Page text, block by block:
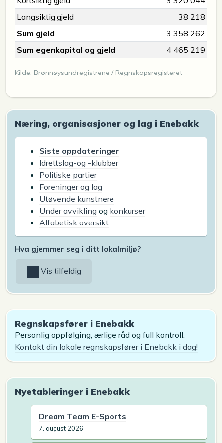
Langsiktig gjeld
38 218
Sum gjeld
3 358 262
Sum egenkapital og gjeld
4 465 219
Kilde: Brønnøysundregistrene / Regnskapsregisteret
Næring, organisasjoner og lag i Enebakk
Siste oppdateringer
Idrettslag-og -klubber
Politiske partier
Foreninger og lag
Utøvende kunstnere
Under avvikling og konkurser
Alfabetisk oversikt
Hva gjemmer seg i ditt lokalmiljø?
Vis tilfeldig
Regnskapsfører i Enebakk
Personlig oppfølging, ærlige råd og full kontroll.
Kontakt din lokale regnskapsfører i Enebakk i dag!
Nyetableringer i Enebakk
Dream Team E-Sports
7. august 2026